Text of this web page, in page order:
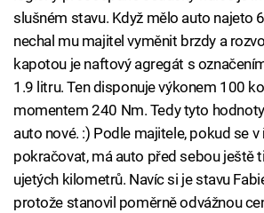
slušném stavu. Když mělo auto najeto
nechal mu majitel vyměnit brzdy a
kapotou je naftový agregát s
1.9 litru. Ten disponuje výkonem 100
momentem 240 Nm. Tedy tyto
auto nové. :) Podle majitele, pokud se
pokračovat, má auto před sebou ještě
ujetých kilometrů. Navíc si je stavu
protože stanovil poměrně odvážnou